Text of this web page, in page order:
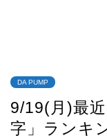
DA PUMP
9/19(月)最
字」ランキ